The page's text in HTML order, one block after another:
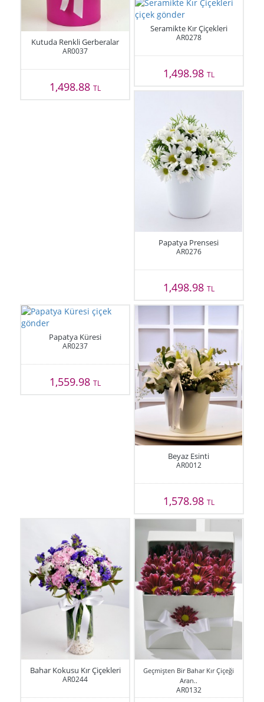
Kutuda Renkli Gerberalar
AR0037
1,498.88TL
Seramikte Kır Çiçekleri
AR0278
1,498.98 TL
Papatya Prensesi
AR0276
1,498.98 TL
Papatya Küresi
AR0237
1,559.98TL
Beyaz Esinti
AR0012
1,578.98 TL
Bahar Kokusu Kır Çiçekleri
AR0244
Geçmişten Bir Bahar Kır Çiçeği
Aran..
AR0132